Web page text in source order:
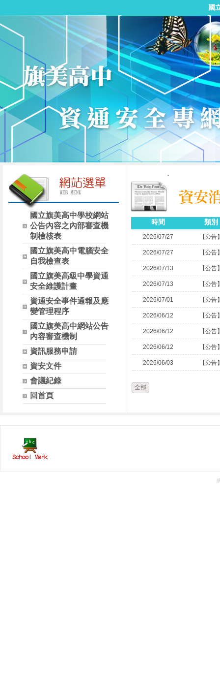
國
國立旗美高中學校網站
公告內容之內部審查機
制檢核表
國立旗美高中電腦安全
自我檢查表
國立旗美高級中學資通
安全維護計畫
資通安全事件通報及應
變管理程序
國立旗美高中網站公告
內容審查機制
資訊服務申請
資安文件
會議紀錄
回首頁
時間 類別
2026/07/27 【公告
2026/07/27 【公告
2026/07/13 【公告
2026/07/13 【公告
2026/07/01 【公告
2026/06/12 【公告
2026/06/12 【公告
2026/06/12 【公告
2026/06/03 【公告
全部